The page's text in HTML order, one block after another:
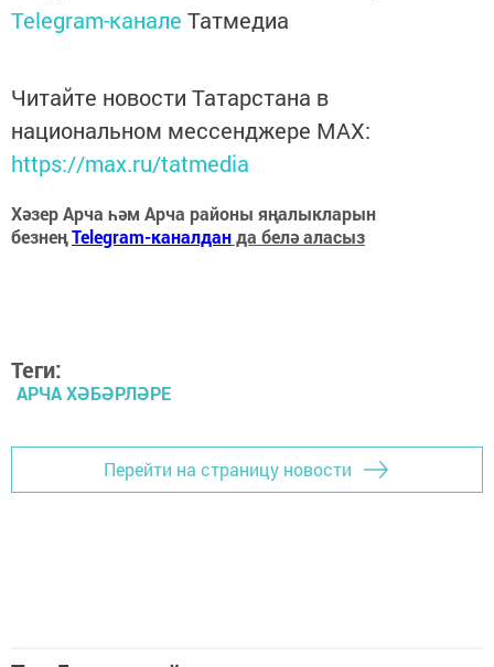
Telegram-канале Татмедиа
Читайте новости Татарстана в
национальном мессенджере MАХ:
https://max.ru/tatmedia
Хәзер Арча һәм Арча районы яңалыкларын
безнеңTelegram-каналданда белә аласыз
Теги:
АРЧА ХӘБӘРЛӘРЕ
Перейти на страницу новости